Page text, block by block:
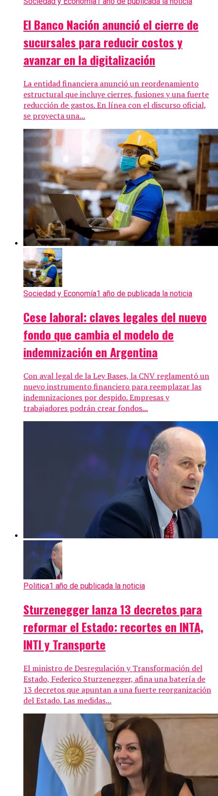
El Banco Nación anunció el cierre de
sucursales para reducir costos y
avanzar en la digitalización
La entidad financiera anunció un reordenamiento
estructural que incluye cierres, fusiones y una fuerte
reducción de gastos. En línea con el discurso oficial,
se proyecta una...
Sociedad y Economía1 año de publicada la noticia
Cese laboral: claves legales del nuevo
fondo que cambia el modelo de
indemnización en Argentina
Con aval legal de la Ley Bases, la CNV reglamentó un
nuevo instrumento financiero para reemplazar las
indemnizaciones por despido. Empresas y
trabajadores podrán crear fondos...
Politica1 año de publicada la noticia
Sturzenegger lanza 13 decretos para
reformar el Estado: recortes en INTA,
INTI y Transporte
El ministro de Desregulación y Transformación del
Estado, Federico Sturzenegger, afina una batería de
13 decretos que apuntan a una fuerte reorganización
del Estado. Las medidas...